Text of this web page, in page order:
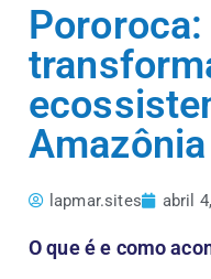
Amazônia
lapmar.sites abril
O que é e como